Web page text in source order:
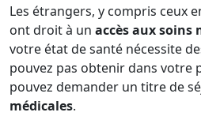
Les étrangers, y compris ceux
ont droit à un accès aux soins
votre état de santé nécessite
pouvez pas obtenir dans votre
pouvez demander un titre de
médicales.